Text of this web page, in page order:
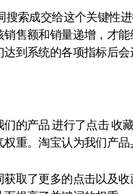
搜索成交给这个关键性
售额和销量递增，才
到系统的各项指标后会
的产品 进行了点击 收
重。淘宝认为我们产品
取了更多的点击以及